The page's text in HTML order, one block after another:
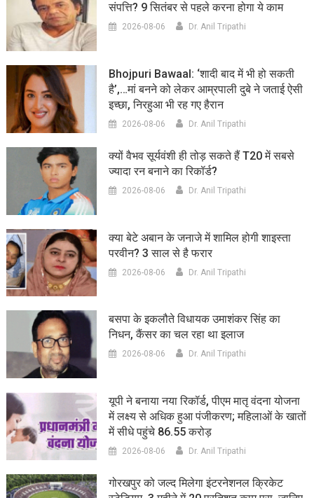
संपत्ति? 9 सितंबर से पहले करना होगा ये काम
2026-08-06 Dr. Anil Tripathi
Bhojpuri Bawaal: ‘शादी बाद में भी हो सकती
है’,…मां बनने को लेकर आम्रपाली दुबे ने जताई ऐसी
इच्छा, निरहुआ भी रह गए हैरान
2026-08-06 Dr. Anil Tripathi
क्यों वैभव सूर्यवंशी ही तोड़ सकते हैं T20 में सबसे
ज्यादा रन बनाने का रिकॉर्ड?
2026-08-06 Dr. Anil Tripathi
क्या बेटे अबान के जनाजे में शामिल होगी शाइस्ता
परवीन? 3 साल से है फरार
2026-08-06 Dr. Anil Tripathi
बसपा के इकलौते विधायक उमाशंकर सिंह का
निधन, कैंसर का चल रहा था इलाज
2026-08-06 Dr. Anil Tripathi
यूपी ने बनाया नया रिकॉर्ड, पीएम मातृ वंदना योजना
में लक्ष्य से अधिक हुआ पंजीकरण; महिलाओं के खातों
में सीधे पहुंचे 86.55 करोड़
2026-08-06 Dr. Anil Tripathi
गोरखपुर को जल्द मिलेगा इंटरनेशनल क्रिकेट